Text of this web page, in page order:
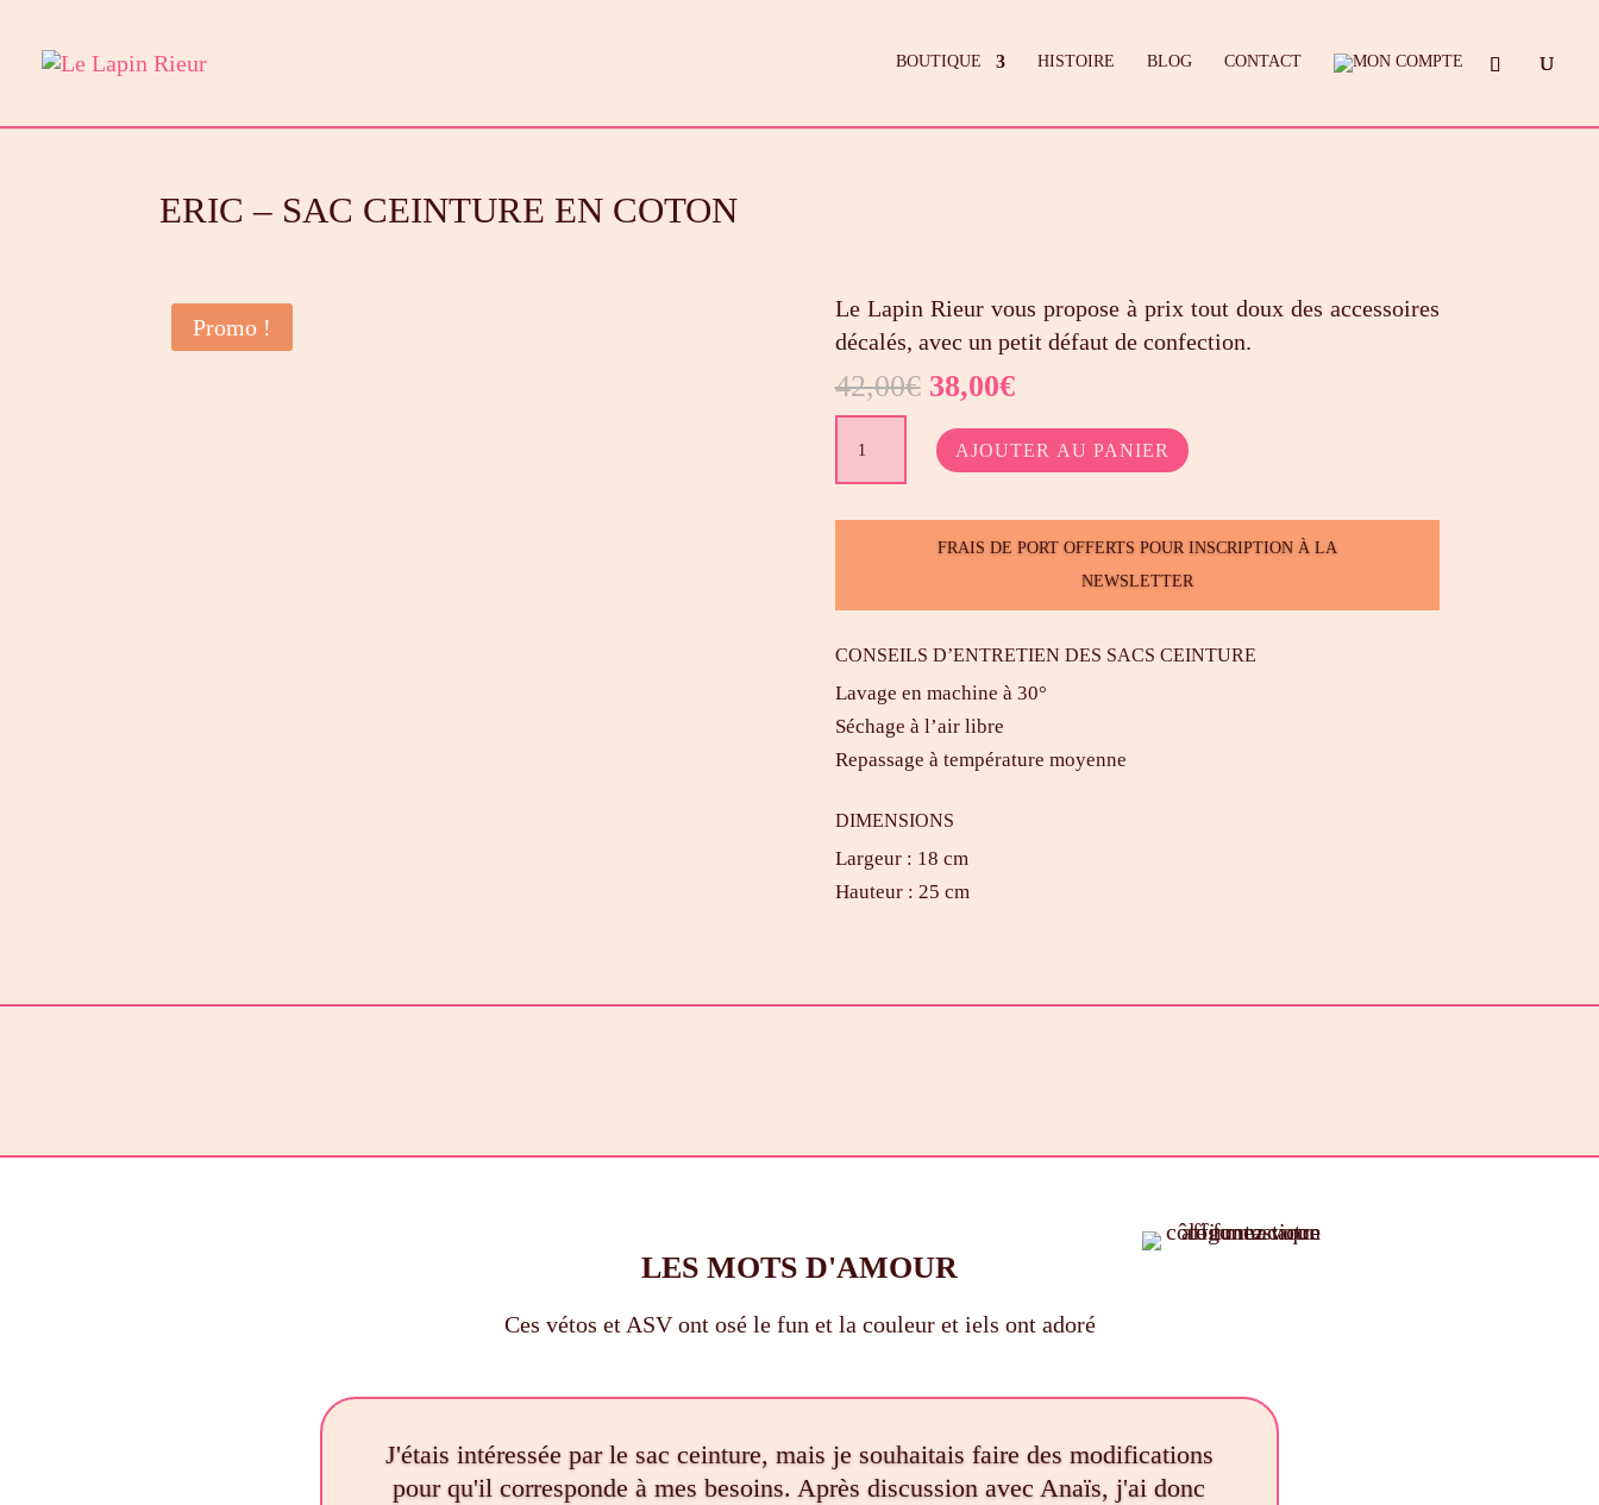
BOUTIQUE HISTOIRE BLOG CONTACT
ERIC – SAC CEINTURE EN COTON
Promo !
Le Lapin Rieur vous propose à prix tout doux des accessoires
décalés, avec un petit défaut de confection.
42,00€ Le
initial
42,00€.
38,00€Le
actuel
38,00€.
coton
AJOUTER AU PANIER
FRAIS DE PORT OFFERTS POUR INSCRIPTION À LA
NEWSLETTER
CONSEILS D’ENTRETIEN DES SACS CEINTURE
Lavage en machine à 30°
Séchage à l’air libre
Repassage à température moyenne
DIMENSIONS
Largeur : 18 cm
Hauteur : 25 cm
LES MOTS D'AMOUR
Ces vétos et ASV ont osé le fun et la couleur et iels ont adoré
J'étais intéressée par le sac ceinture, mais je souhaitais faire des modifications
pour qu'il corresponde à mes besoins. Après discussion avec Anaïs, j'ai donc